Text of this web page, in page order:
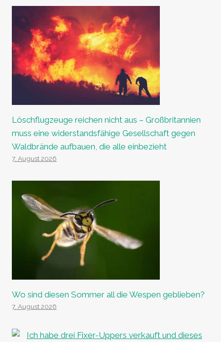
Löschflugzeuge reichen nicht aus – Großbritannien
muss eine widerstandsfähige Gesellschaft gegen
Waldbrände aufbauen, die alle einbezieht
7. August 2026
Wo sind diesen Sommer all die Wespen geblieben?
7. August 2026